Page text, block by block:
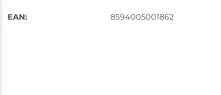
EAN: 8594005001862